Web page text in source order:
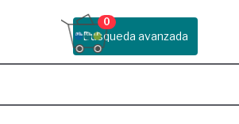
Busqueda avanzada
0